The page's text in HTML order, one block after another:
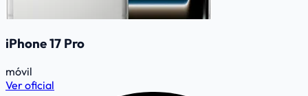
iPhone 17 Pro
móvil
Ver oficial